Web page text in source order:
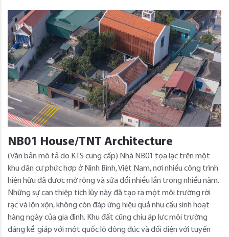
NB01 House/TNT Architecture
(Văn bản mô tả do KTS cung cấp) Nhà NB01 tọa lạc trên một
khu dân cư phức hợp ở Ninh Bình, Việt Nam, nơi nhiều công trình
hiện hữu đã được mở rộng và sửa đổi nhiều lần trong nhiều năm.
Những sự can thiệp tích lũy này đã tạo ra một môi trường rời
rạc và lộn xộn, không còn đáp ứng hiệu quả nhu cầu sinh hoạt
hàng ngày của gia đình. Khu đất cũng chịu áp lực môi trường
đáng kể: giáp với một quốc lộ đông đúc và đối diện với tuyến